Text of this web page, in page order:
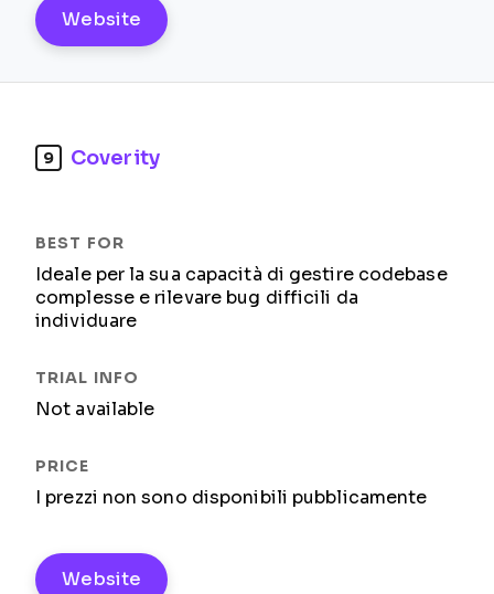
Website
9 Coverity
Ideale per la sua capacità di gestire codebase
complesse e rilevare bug difficili da
individuare
Not available
I prezzi non sono disponibili pubblicamente
Website